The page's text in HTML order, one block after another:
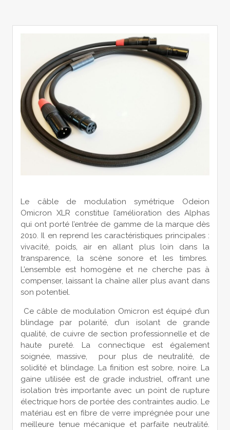
Le câble de modulation symétrique Odeion
Omicron XLR constitue l’amélioration des Alphas
qui ont porté l’entrée de gamme de la marque dès
2010. Il en reprend les caractéristiques principales :
vivacité, poids, air en allant plus loin dans la
transparence, la scène sonore et les timbres.
L’ensemble est homogène et ne cherche pas à
compenser, laissant la chaîne aller plus avant dans
son potentiel.
Ce câble de modulation Omicron est équipé d’un
blindage par polarité, d’un isolant de grande
qualité, de cuivre de section professionnelle et de
haute pureté. La connectique est également
soignée, massive, pour plus de neutralité, de
solidité et blindage. La finition est sobre, noire. La
gaine utilisée est de grade industriel, offrant une
isolation très importante avec un point de rupture
électrique hors de portée des contraintes audio. Le
matériau est en fibre de verre imprégnée pour une
meilleure tenue mécanique et parfaite neutralité.